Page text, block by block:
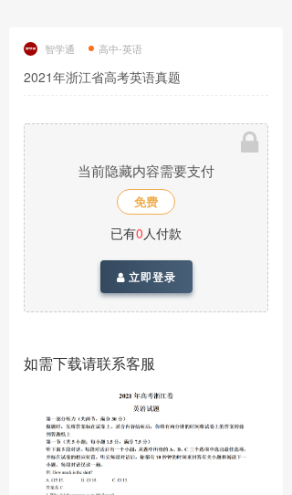
智学通 高中-英语
2021年浙江省高考英语真题
当前隐藏内容需要支付
免费
已有0人付款
立即登录
如需下载请联系客服